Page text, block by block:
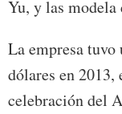
Yu, y las
La empresa
dólares en 2013,
celebración del